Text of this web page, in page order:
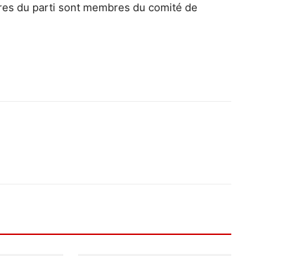
du parti sont membres du comité de